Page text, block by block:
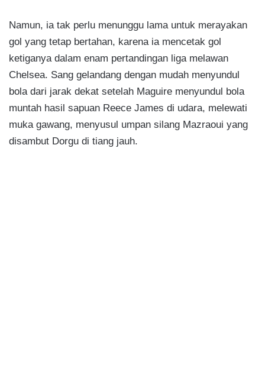
Namun, ia tak perlu menunggu lama untuk merayakan
gol yang tetap bertahan, karena ia mencetak gol
ketiganya dalam enam pertandingan liga melawan
Chelsea. Sang gelandang dengan mudah menyundul
bola dari jarak dekat setelah Maguire menyundul bola
muntah hasil sapuan Reece James di udara, melewati
muka gawang, menyusul umpan silang Mazraoui yang
disambut Dorgu di tiang jauh.